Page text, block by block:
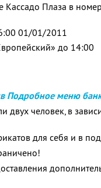
Плаза в
01/01/2011
до 14:00
Подробное меню
двух человек, в
для себя и в